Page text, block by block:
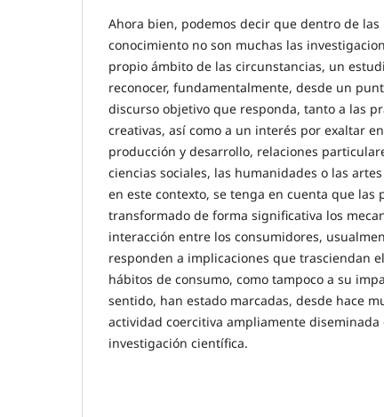
Ahora bien, podemos decir que dentro de las
conocimiento no son muchas las
propio ámbito de las circunstancias, un
reconocer, fundamentalmente, desde un
discurso objetivo que responda, tanto a las
creativas, así como a un interés por exaltar
producción y desarrollo, relaciones
ciencias sociales, las humanidades o las
en este contexto, se tenga en cuenta que
transformado de forma significativa los
interacción entre los consumidores,
responden a implicaciones que trasciendan
hábitos de consumo, como tampoco a su
sentido, han estado marcadas, desde hace
actividad coercitiva ampliamente diseminada
investigación científica.